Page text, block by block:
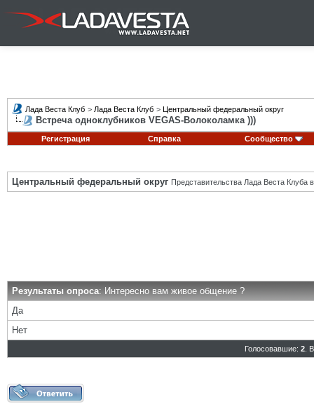
Лада Веста Клуб > Лада Веста Клуб > Центральный федеральный округ
Встреча одноклубников VEGAS-Волоколамка )))
Регистрация Справка Сообщество
Центральный федеральный округ Представительства Лада Веста Клуба
Результаты опроса: Интересно вам живое общение ?
Да
Нет
Голосовавшие: 2.